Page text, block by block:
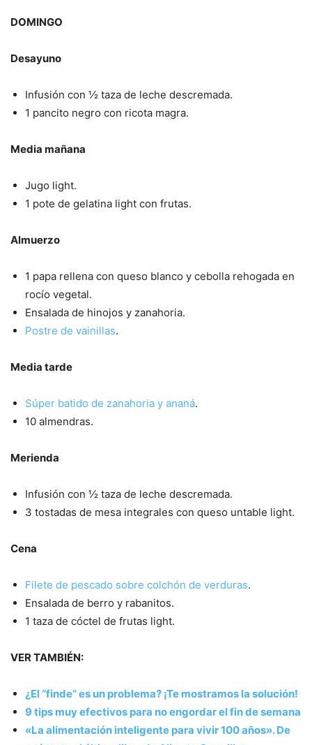
DOMINGO
Desayuno
Infusión con ½ taza de leche descremada.
1 pancito negro con ricota magra.
Media mañana
Jugo light.
1 pote de gelatina light con frutas.
Almuerzo
1 papa rellena con queso blanco y cebolla rehogada en
rocío vegetal.
Ensalada de hinojos y zanahoria.
Postre de vainillas.
Media tarde
Súper batido de zanahoria y ananá.
10 almendras.
Merienda
Infusión con ½ taza de leche descremada.
3 tostadas de mesa integrales con queso untable light.
Cena
Filete de pescado sobre colchón de verduras.
Ensalada de berro y rabanitos.
1 taza de cóctel de frutas light.
VER TAMBIÉN:
¿El “finde” es un problema? ¡Te mostramos la solución!
9 tips muy efectivos para no engordar el fin de semana
«La alimentación inteligente para vivir 100 años». De